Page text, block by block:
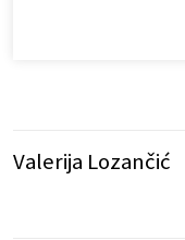
Valerija Lozančić